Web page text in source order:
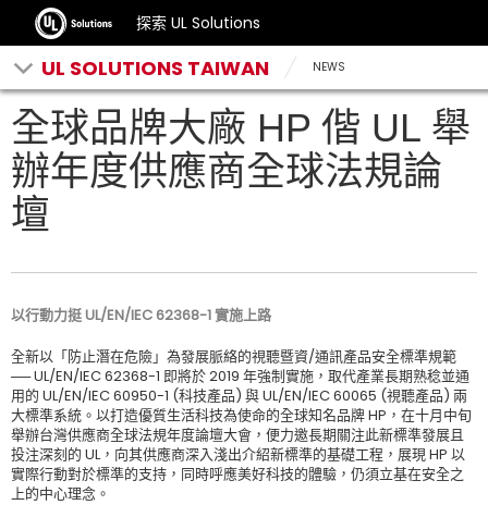
探索 UL Solutions
UL SOLUTIONS TAIWAN NEWS
全球品牌大廠 HP 偕 UL 舉
辦年度供應商全球法規論
壇
以行動力挺 UL/EN/IEC 62368-1 實施上路
全新以「防止潛在危險」為發展脈絡的視聽暨資/通訊產品安全標準規範
── UL/EN/IEC 62368-1 即將於 2019 年強制實施，取代產業長期熟稔並通
用的 UL/EN/IEC 60950-1 (科技產品) 與 UL/EN/IEC 60065 (視聽產品) 兩
大標準系統。以打造優質生活科技為使命的全球知名品牌 HP，在十月中旬
舉辦台灣供應商全球法規年度論壇大會，便力邀長期關注此新標準發展且
投注深刻的 UL，向其供應商深入淺出介紹新標準的基礎工程，展現 HP 以
實際行動對於標準的支持，同時呼應美好科技的體驗，仍須立基在安全之
上的中心理念。